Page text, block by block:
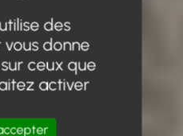
des
donne
ceux que
activer